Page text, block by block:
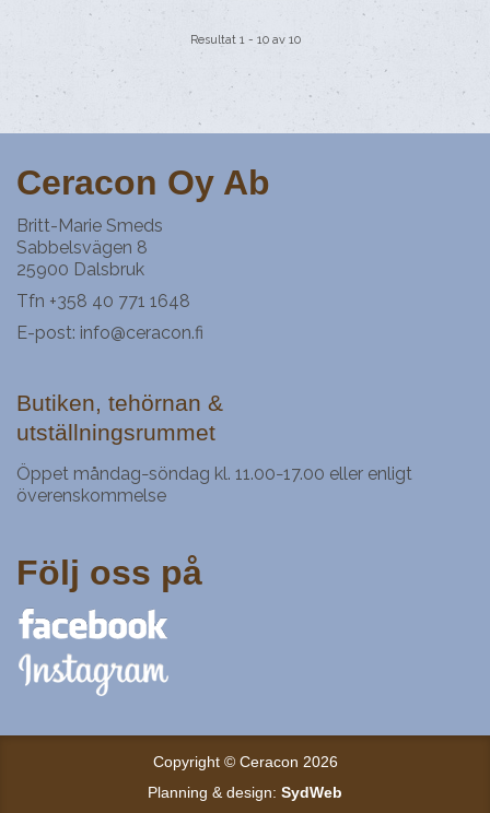
Resultat 1 - 10 av 10
Ceracon Oy Ab
Britt-Marie Smeds
Sabbelsvägen 8
25900 Dalsbruk
Tfn +358 40 771 1648
E-post: info@ceracon.fi
Butiken, tehörnan &
utställningsrummet
Öppet måndag–söndag kl. 11.00–17.00 eller enligt
överenskommelse
Följ oss på
Copyright © Ceracon 2026
Planning & design: SydWeb